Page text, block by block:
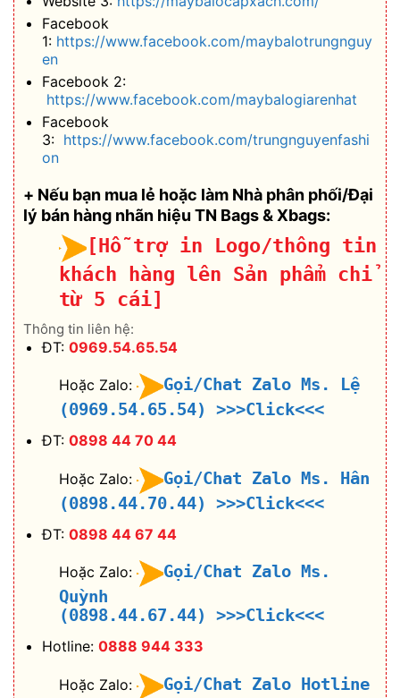
Facebook
1: https://www.facebook.com/maybalotrungnguy
en
Facebook 2:
https://www.facebook.com/maybalogiarenhat
Facebook
3: https://www.facebook.com/trungnguyenfashi
on
+ Nếu bạn mua lẻ hoặc làm Nhà phân phối/Đại
lý bán hàng nhãn hiệu TN Bags & Xbags:
[Hỗ trợ in Logo/thông tin
khách hàng lên Sản phẩm chỉ
từ 5 cái]
Thông tin liên hệ:
ĐT: 0969.54.65.54
Hoặc Zalo:
Gọi/Chat Zalo Ms. Lệ
(0969.54.65.54)
>>>Click<<<
ĐT: 0898 44 70 44
Hoặc Zalo:
Gọi/Chat Zalo Ms. Hân
(0898.44.70.44)
>>>Click<<<
ĐT: 0898 44 67 44
Hoặc Zalo:
Gọi/Chat Zalo Ms.
Quỳnh
(0898.44.67.44)
>>>Click<<<
Hotline: 0888 944 333
Hoặc Zalo: Gọi/Chat Zalo Hotline